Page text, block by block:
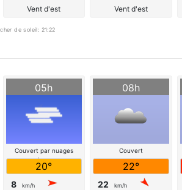
Vent d'est Vent d'est
de soleil: 21:22
05h
Couvert par nuages
eleves
20°
8 km/h
08h
Couvert
22°
22 km/h